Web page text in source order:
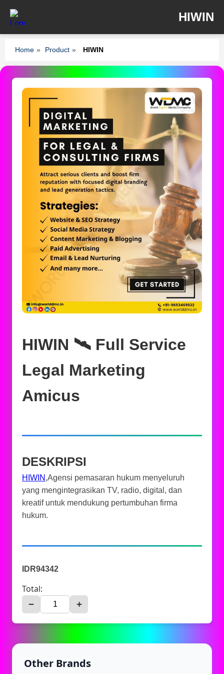
HIWIN
Home » Product » HIWIN
HIWIN 🛰️‍ Full Service
Legal Marketing
Amicus
DESKRIPSI
HIWIN ,Agensi pemasaran hukum menyeluruh
yang mengintegrasikan TV, radio, digital, dan
kreatif untuk mendukung pertumbuhan firma
hukum.
IDR94342
Total:
− +
Other Brands